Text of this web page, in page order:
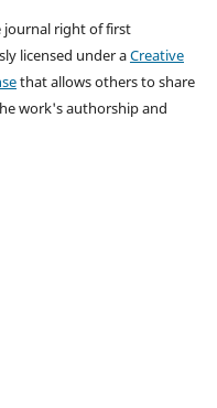
right of first
licensed under aCreative
that allows others to share
work's authorship and